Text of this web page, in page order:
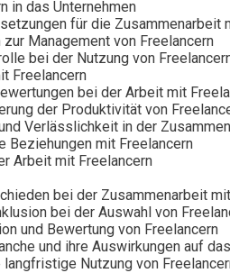
in das Unternehmen
für die Zusammenarbeit
Management von Freelancern
bei der Nutzung von
Freelancern
bei der Arbeit mit
der Produktivität von
Verlässlichkeit in der
mit Freelancern
Arbeit mit Freelancern
bei der Zusammenarbeit
bei der Auswahl von
und Bewertung von Freelancern
und ihre Auswirkungen auf
Nutzung von